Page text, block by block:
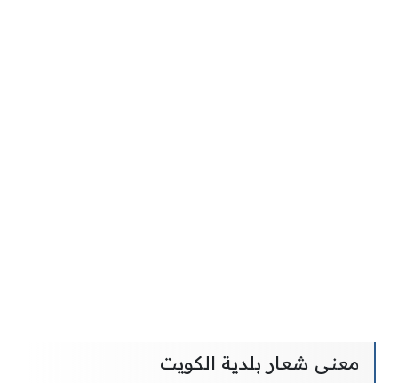
معنى شعار بلدية الكويت